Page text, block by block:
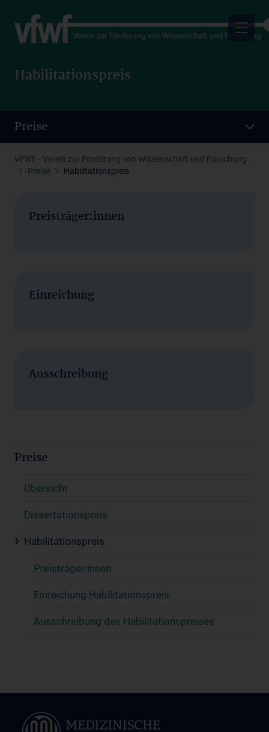
main
Habilitationspreis
Preise
VFWF - Verein zur Förderung von Wissenschaft und Forschung
Preise
Habilitationspreis
Preisträger:innen
Einreichung
Ausschreibung
Preise
Übersicht
Dissertationspreis
Habilitationspreis
Preisträger:innen
Einreichung Habilitationspreis
Ausschreibung des Habilitationspreises